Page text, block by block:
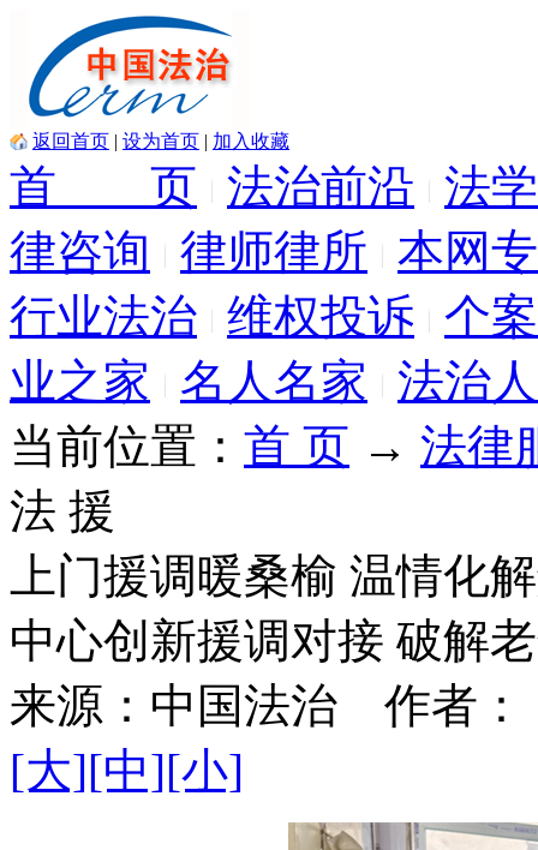
返回首页 | 设为首页 | 加入收藏
首 页 法治前沿
法
律咨询
律师律所
本网
行业法治 维权投诉
个
业之家
名人名家
法治
当前位置： 首 页 → 法律
法 援
上门援调暖桑榆 温情
中心创新援调对接 破解
来源： 中国法治 作者：
[大][中][小]